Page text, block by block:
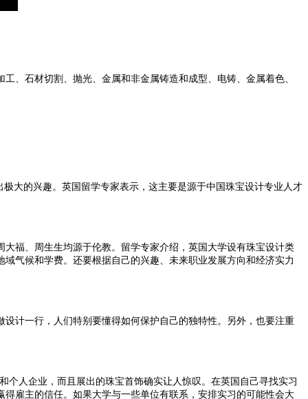
、石材切割、抛光、金属和非金属铸造和成型、电铸、金属着色、
大的兴趣。英国留学专家表示，这主要是源于中国珠宝设计专业人才
福、周生生均源于伦教。留学专家介绍，英国大学设有珠宝设计类
气候和学费。还要根据自己的兴趣、未来职业发展方向和经济实力
计一行，人们特别要懂得如何保护自己的独特性。另外，也要注重
人企业，而且展出的珠宝首饰确实让人惊叹。在英国自己寻找实习
雇主的信任。如果大学与一些单位有联系，安排实习的可能性会大